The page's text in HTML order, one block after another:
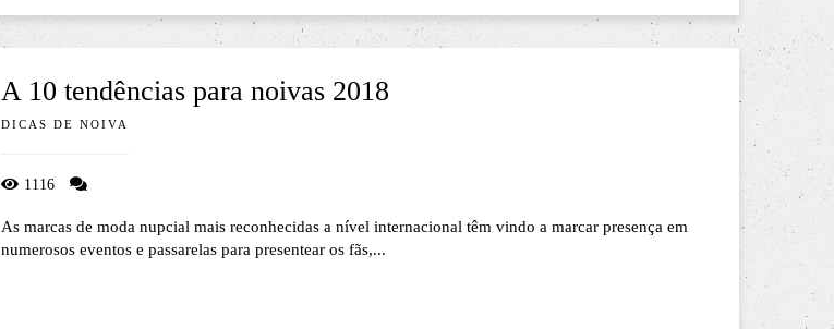
A 10 tendências para noivas 2018
DICAS DE NOIVA
1116
As marcas de moda nupcial mais reconhecidas a nível internacional têm vindo a marcar presença em
numerosos eventos e passarelas para presentear os fãs,...